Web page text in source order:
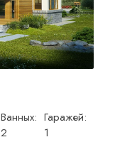
Ванных:
2
Гаражей:
1